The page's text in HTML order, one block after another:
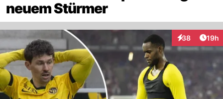
neuem Stürmer
38
Interaktionen
19h